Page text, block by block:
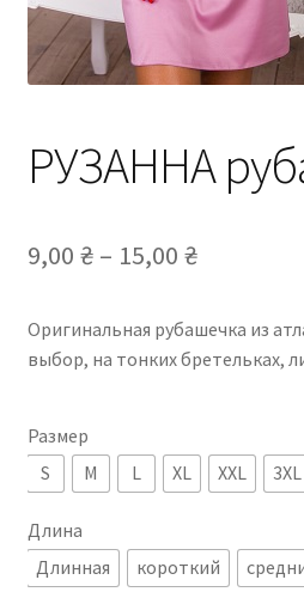
РУЗАННА
9,00 ₴– 15,00 ₴
Оригинальная рубашечка из
выбор, на тонких бретельках,
Размер
S
M L XL XXL 3XL
Длина
Длинная
короткий